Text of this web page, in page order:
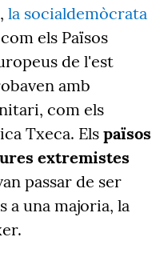
la socialdemòcrata
els Països
de l'est
amb
com els
Txeca. Elspaïsos
extremistes
passar de ser
a una majoria, la